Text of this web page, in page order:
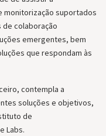
monitorização suportados
colaboração
emergentes, bem
que respondam às
contempla a
soluções e objetivos,
de
Labs.